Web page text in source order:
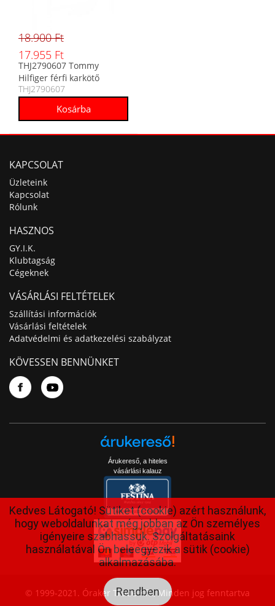
18.900 Ft
17.955 Ft
THJ2790607 Tommy
Hilfiger férfi karkötő
THJ2790607
KAPCSOLAT
Üzleteink
Kapcsolat
Rólunk
HASZNOS
GY.I.K.
Klubtagság
Cégeknek
VÁSÁRLÁSI FELTÉTELEK
Szállítási információk
Vásárlási feltételek
Adatvédelmi és adatkezelési szabályzat
KÖVESSEN BENNÜNKET
Árukereső, a hiteles
vásárlási kalauz
© 1999-2021. Óraker Trade Kft., Minden jog fenntartva
Kedves Látogató! Sütiket (cookie) azért használunk,
hogy weboldalunkat még jobban az Ön személyes
igényeire szabhassuk. Szolgáltatásaink
használatával Ön beleegyezik a sütik (cookie)
alkalmazásába.
Rendben